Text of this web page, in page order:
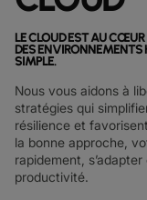
LE CLOUD EST AU
DES ENVIRONNEMENTS
SIMPLE.
Nous vous aidons à
stratégies qui
résilience et
la bonne approche,
rapidement,
productivité.